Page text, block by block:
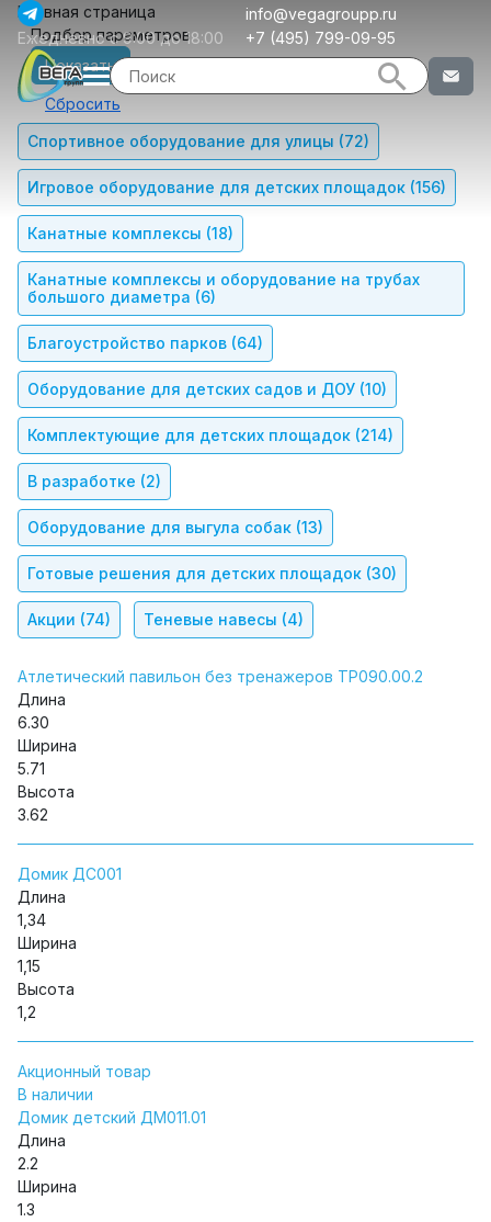
info@vegagroupp.ru
Ежедневно с 9:00 до 18:00
+7 (495) 799-09-95
Главная страница
Подбор параметров
Спортивное оборудование для улицы (72)
Игровое оборудование для детских площадок (156)
Канатные комплексы (18)
Канатные комплексы и оборудование на трубах
большого диаметра (6)
Благоустройство парков (64)
Оборудование для детских садов и ДОУ (10)
Комплектующие для детских площадок (214)
В разработке (2)
Оборудование для выгула собак (13)
Готовые решения для детских площадок (30)
Акции (74) Теневые навесы (4)
Атлетический павильон без тренажеров ТР090.00.2
Длина
6.30
Ширина
5.71
Высота
3.62
Домик ДС001
Длина
1,34
Ширина
1,15
Высота
1,2
Акционный товар
В наличии
Домик детский ДМ011.01
Длина
2.2
Ширина
1.3